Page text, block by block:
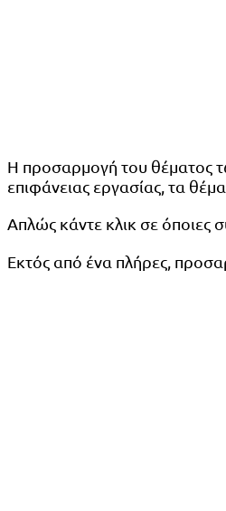
Η προσαρμογή του θέματος
επιφάνειας εργασίας, τα
Απλώς κάντε κλικ σε όποιες
Εκτός από ένα πλήρες,